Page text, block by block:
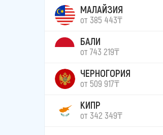
МАЛАЙЗИЯ
от 385 443₸
БАЛИ
от 743 219₸
ЧЕРНОГОРИЯ
от 509 917₸
КИПР
от 342 349₸